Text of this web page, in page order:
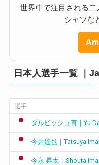
世界中で注目される
シャツな
日本人選手一覧 ｜
選手
ダルビッシュ有｜Yu
今井達也｜Tatsuya
今永 昇太｜Shouta